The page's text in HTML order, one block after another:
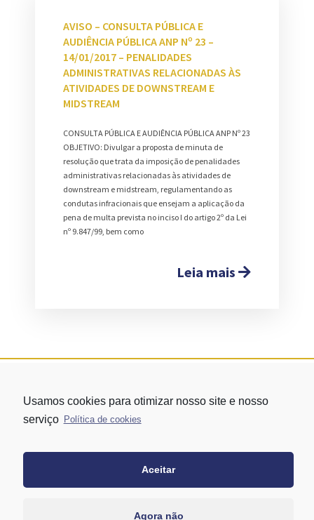
AVISO – CONSULTA PÚBLICA E
AUDIÊNCIA PÚBLICA ANP Nº 23 –
14/01/2017 – PENALIDADES
ADMINISTRATIVAS RELACIONADAS ÀS
ATIVIDADES DE DOWNSTREAM E
MIDSTREAM
CONSULTA PÚBLICA E AUDIÊNCIA PÚBLICA ANP Nº 23
OBJETIVO: Divulgar a proposta de minuta de
resolução que trata da imposição de penalidades
administrativas relacionadas às atividades de
downstream e midstream, regulamentando as
condutas infracionais que ensejam a aplicação da
pena de multa prevista no inciso I do artigo 2º da Lei
nº 9.847/99, bem como
Leia mais
andar – conj. 1305 – Vila Mariana - São Paulo/SP
Usamos cookies para otimizar nosso site e nosso
serviço Política de cookies
Aceitar
Agora não